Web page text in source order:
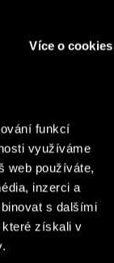
Více o cookies
funkcí
využíváme
web používáte,
inzerci a
s dalšími
které získali v